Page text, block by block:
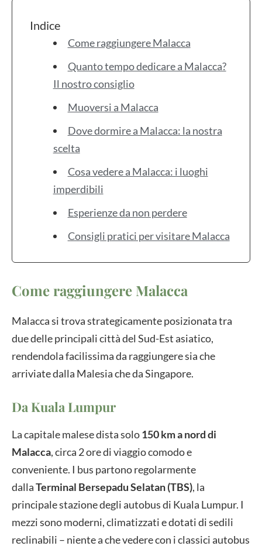
Indice
Come raggiungere Malacca
Quanto tempo dedicare a Malacca?
Il nostro consiglio
Muoversi a Malacca
Dove dormire a Malacca: la nostra
scelta
Cosa vedere a Malacca: i luoghi
imperdibili
Esperienze da non perdere
Consigli pratici per visitare Malacca
Come raggiungere Malacca
Malacca si trova strategicamente posizionata tra
due delle principali città del Sud-Est asiatico,
rendendola facilissima da raggiungere sia che
arriviate dalla Malesia che da Singapore.
Da Kuala Lumpur
La capitale malese dista solo150 km a nord di
Malacca, circa 2 ore di viaggio comodo e
conveniente. I bus partono regolarmente
dallaTerminal Bersepadu Selatan (TBS), la
principale stazione degli autobus di Kuala Lumpur. I
mezzi sono moderni, climatizzati e dotati di sedili
reclinabili – niente a che vedere con i classici autobus